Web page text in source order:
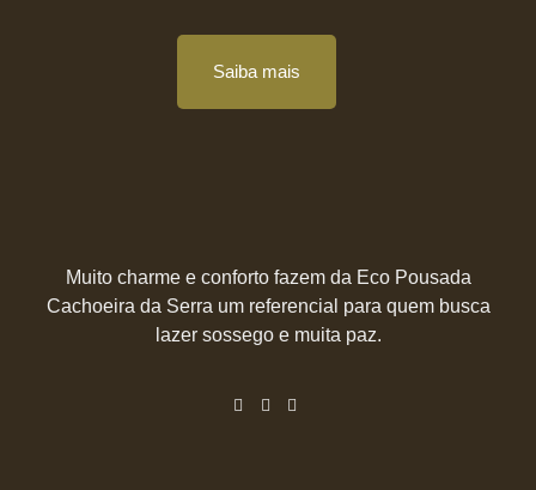
Saiba mais
Muito charme e conforto fazem da Eco Pousada
Cachoeira da Serra um referencial para quem busca
lazer sossego e muita paz.